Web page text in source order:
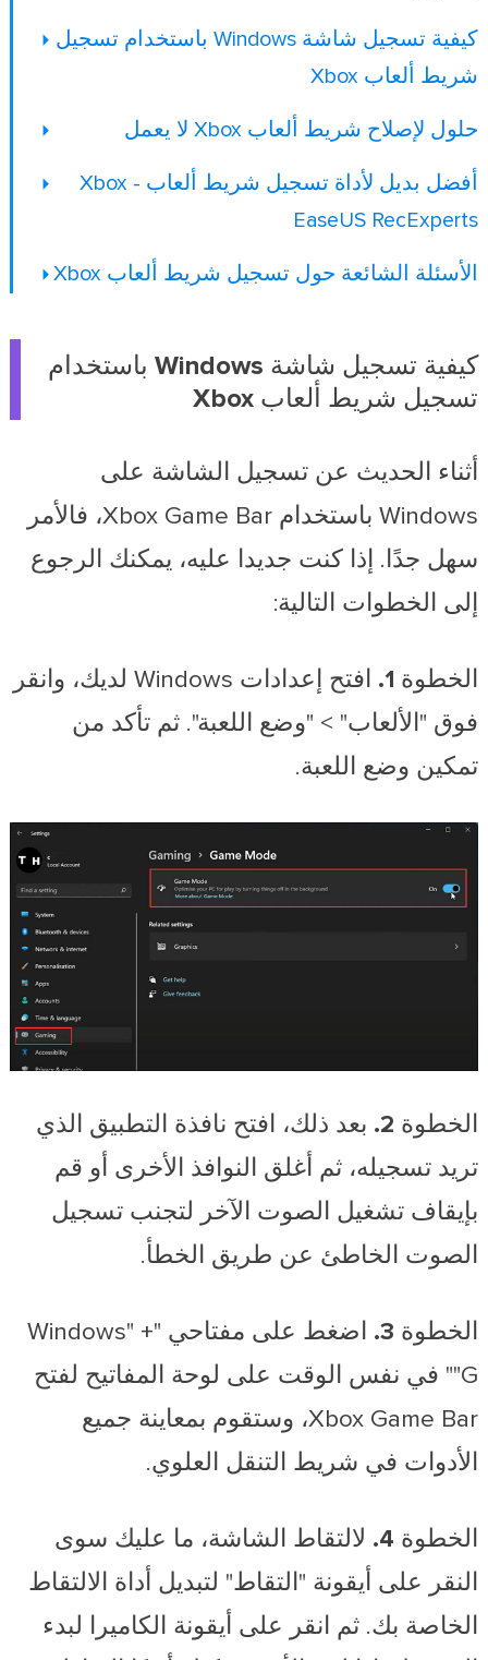
كيفية تسجيل شاشة Windows باستخدام تسجيل
شريط ألعاب Xbox
حلول لإصلاح شريط ألعاب Xbox لا يعمل
أفضل بديل لأداة تسجيل شريط ألعاب Xbox -
EaseUS RecExperts
الأسئلة الشائعة حول تسجيل شريط ألعاب Xbox
كيفية تسجيل شاشة Windows باستخدام
تسجيل شريط ألعاب Xbox
أثناء الحديث عن تسجيل الشاشة على
Windows باستخدام Xbox Game Bar، فالأمر
سهل جدًا. إذا كنت جديدا عليه، يمكنك الرجوع
إلى الخطوات التالية:
الخطوة 1.
افتح إعدادات Windows لديك، وانقر
فوق "الألعاب" > "وضع اللعبة". ثم تأكد من
تمكين وضع اللعبة.
الخطوة 2.
بعد ذلك، افتح نافذة التطبيق الذي
تريد تسجيله، ثم أغلق النوافذ الأخرى أو قم
بإيقاف تشغيل الصوت الآخر لتجنب تسجيل
الصوت الخاطئ عن طريق الخطأ.
الخطوة 3.
اضغط على مفتاحي "Windows" +
"G" في نفس الوقت على لوحة المفاتيح لفتح
Xbox Game Bar، وستقوم بمعاينة جميع
الأدوات في شريط التنقل العلوي.
الخطوة 4.
لالتقاط الشاشة، ما عليك سوى
النقر على أيقونة "التقاط" لتبديل أداة الالتقاط
الخاصة بك. ثم انقر على أيقونة الكاميرا لبدء